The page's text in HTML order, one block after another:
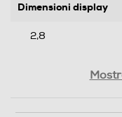
Dimensioni display
2,8